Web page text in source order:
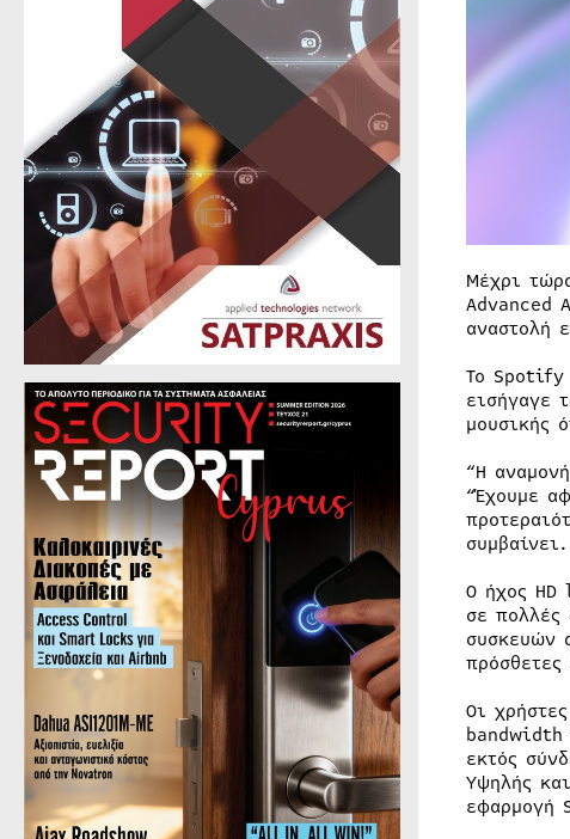
Μέχρι
Advanced
αναστολή
Το Spotify
εισήγαγε
μουσικής
“Η
“Έχουμε
Ο ήχος
σε πολλές
συσκευών
Οι
bandwidth
εκτός
Υψηλής
εφαρμογή